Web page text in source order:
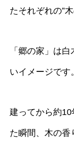
たそれぞれの”
「郷の家」は
いイメージです。
建ってから約
た瞬間、木の香